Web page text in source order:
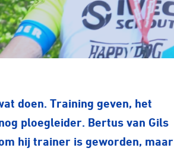
doen. Training geven, het
ploegleider. Bertus van Gils
hij trainer is geworden, maar